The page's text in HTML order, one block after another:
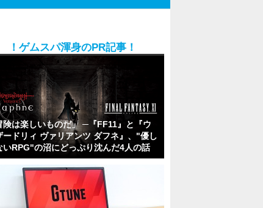
！ゲムスパ渾身のPR記事！
険は楽しいものだ」 ─『FF11』と『ウ
ードリィ ヴァリアンツ ダフネ』、"優し
いRPG"の沼にどっぷり沈んだ4人の話